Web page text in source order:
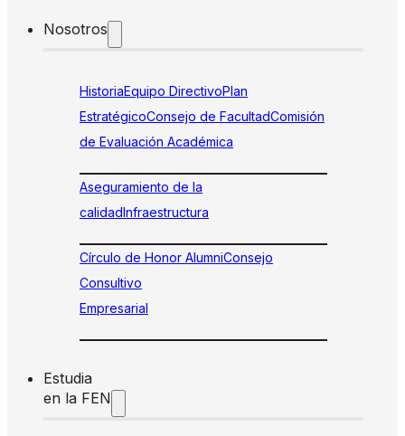
Nosotros
HistoriaEquipo DirectivoPlan
EstratégicoConsejo de FacultadComisión
de Evaluación Académica
Aseguramiento de la
calidadInfraestructura
Círculo de Honor AlumniConsejo
Consultivo
Empresarial
Estudia
en la FEN